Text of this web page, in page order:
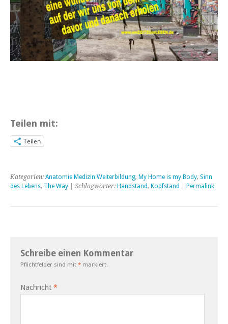
Teilen mit:
Teilen
Kategorien: Anatomie Medizin Weiterbildung, My Home is my Body, Sinn
des Lebens, The Way | Schlagwörter: Handstand, Kopfstand Permalink
Schreibe einen Kommentar
Pflichtfelder sind mit * markiert.
Nachricht *